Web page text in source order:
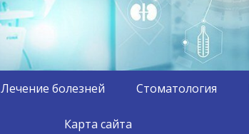
Лечение болезней Стоматология
Карта сайта